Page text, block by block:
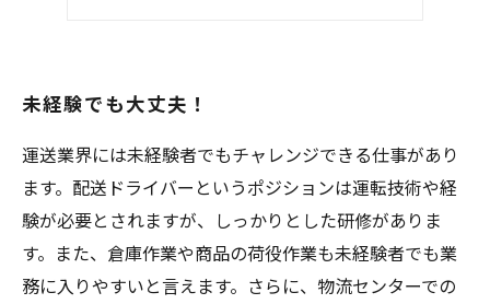
未経験でも大丈夫！
運送業界には未経験者でもチャレンジできる仕事があり
ます。配送ドライバーというポジションは運転技術や経
験が必要とされますが、しっかりとした研修がありま
す。また、倉庫作業や商品の荷役作業も未経験者でも業
務に入りやすいと言えます。さらに、物流センターでの